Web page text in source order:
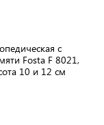
с
Fosta F 8021,
10 и 12 см